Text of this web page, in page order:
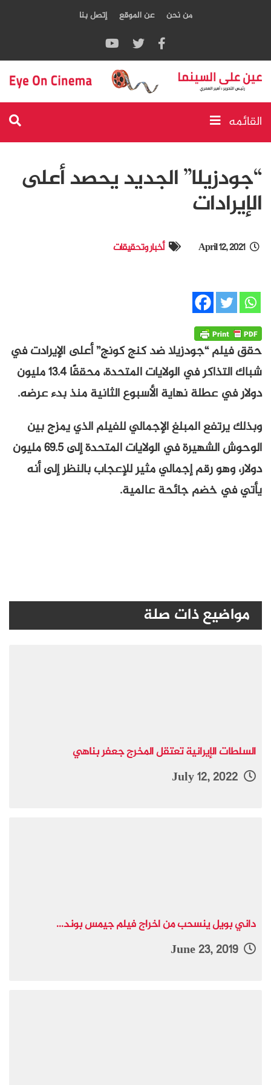
من نحن عن الموقع إتصل بنا
القائمه
“جودزيلا” الجديد يحصد أعلى
الإيرادات
April 12, 2021 أخبار وتحقيقات
حقق فيلم “جودزيلا ضد كنج كونج” أعلى الإيرادت في
شباك التذاكر في الولايات المتحدة، محققًا 13.4 مليون
دولار في عطلة نهاية الأسبوع الثانية منذ بدء عرضه.
وبذلك يرتفع المبلغ الإجمالي للفيلم الذي يمزج بين
الوحوش الشهيرة في الولايات المتحدة إلى 69.5 مليون
دولار، وهو رقم إجمالي مثير للإعجاب بالنظر إلى أنه
يأتي في خضم جائحة عالمية.
مواضيع ذات صلة
السلطات الإيرانية تعتقل المخرج جعفر بناهي
داني بويل ينسحب من اخراج فيلم جيمس بوند...
June 23, 2019